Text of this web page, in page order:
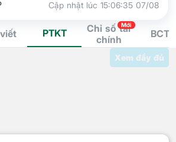
Cập nhật lúc 15:06:35 07/08
PTKT
Chỉ số tài
chính
Mới
BCTC
Xem đầy đủ